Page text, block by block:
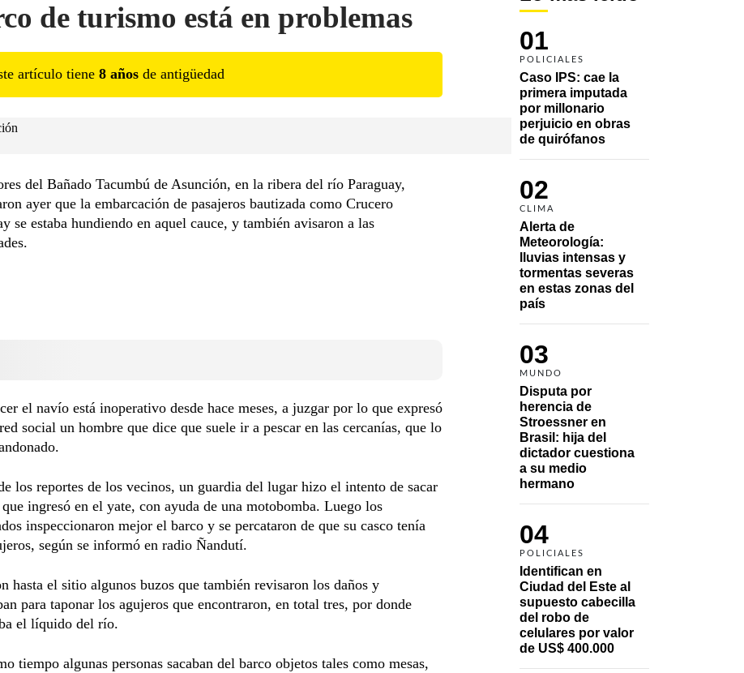
01
POLICIALES
Caso IPS: cae la
primera imputada
por millonario
perjuicio en obras
de quirófanos
02
CLIMA
Alerta de
Meteorología:
lluvias intensas y
tormentas severas
en estas zonas del
país
03
MUNDO
Disputa por
herencia de
Stroessner en
Brasil: hija del
dictador cuestiona
a su medio
hermano
04
POLICIALES
Identifican en
Ciudad del Este al
supuesto cabecilla
del robo de
celulares por valor
de US$ 400.000
de turismo está en problemas
artículo tiene 8 años de antigüedad
del Bañado Tacumbú de Asunción, en la ribera del río Paraguay,
ayer que la embarcación de pasajeros bautizada como Crucero
se estaba hundiendo en aquel cauce, y también avisaron a las
el navío está inoperativo desde hace meses, a juzgar por lo que expresó
social un hombre que dice que suele ir a pescar en las cercanías, que lo
los reportes de los vecinos, un guardia del lugar hizo el intento de sacar
ingresó en el yate, con ayuda de una motobomba. Luego los
inspeccionaron mejor el barco y se percataron de que su casco tenía
según se informó en radio Ñandutí.
hasta el sitio algunos buzos que también revisaron los daños y
para taponar los agujeros que encontraron, en total tres, por donde
el líquido del río.
tiempo algunas personas sacaban del barco objetos tales como mesas,